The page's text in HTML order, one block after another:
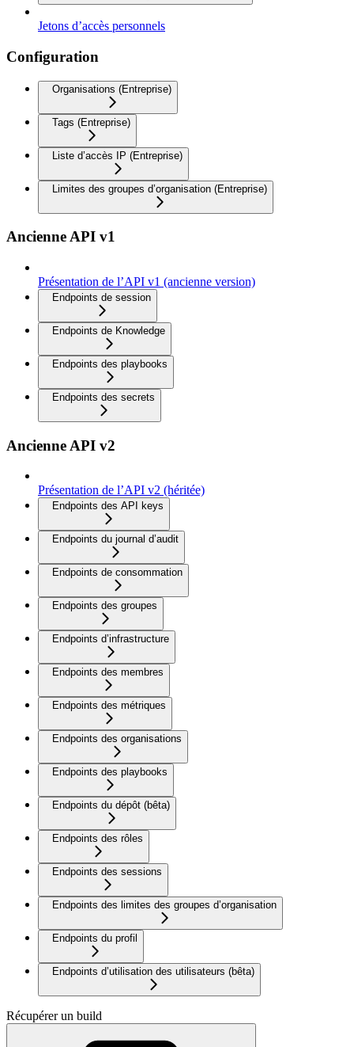
Jetons d’accès personnels
Configuration
Organisations (Entreprise)
Tags (Entreprise)
Liste d’accès IP (Entreprise)
Limites des groupes d’organisation (Entreprise)
Ancienne API v1
Présentation de l’API v1 (ancienne version)
Endpoints de session
Endpoints de Knowledge
Endpoints des playbooks
Endpoints des secrets
Ancienne API v2
Présentation de l’API v2 (héritée)
Endpoints des API keys
Endpoints du journal d’audit
Endpoints de consommation
Endpoints des groupes
Endpoints d’infrastructure
Endpoints des membres
Endpoints des métriques
Endpoints des organisations
Endpoints des playbooks
Endpoints du dépôt (bêta)
Endpoints des rôles
Endpoints des sessions
Endpoints des limites des groupes d’organisation
Endpoints du profil
Endpoints d’utilisation des utilisateurs (bêta)
Récupérer un build